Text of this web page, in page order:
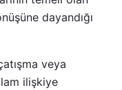
dayandığı
veya
ilişkiye